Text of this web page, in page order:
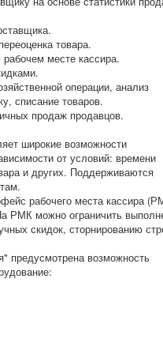
товара.
месте кассира.
операции, анализ
списание товаров.
продаж продавцов.
широкие возможности
от условий: времени
и других. Поддерживаются
рабочего места кассира
РМК можно ограничить
скидок, сторнированию
предусмотрена возможность